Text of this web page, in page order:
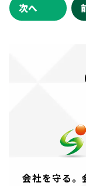
次へ
会社を守る。